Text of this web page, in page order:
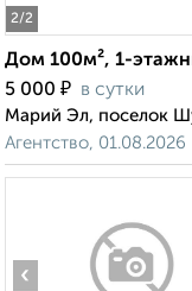
2/2
Дом 100м², 1-
5 000 ₽ в сутки
Марий Эл, поселок
Агентство, 01.08.2026
‹